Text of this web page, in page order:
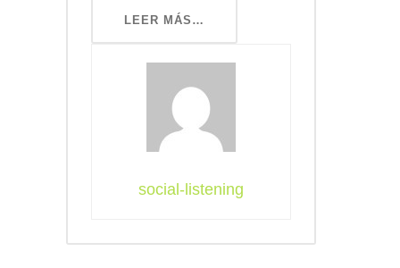
LEER MÁS…
social-listening